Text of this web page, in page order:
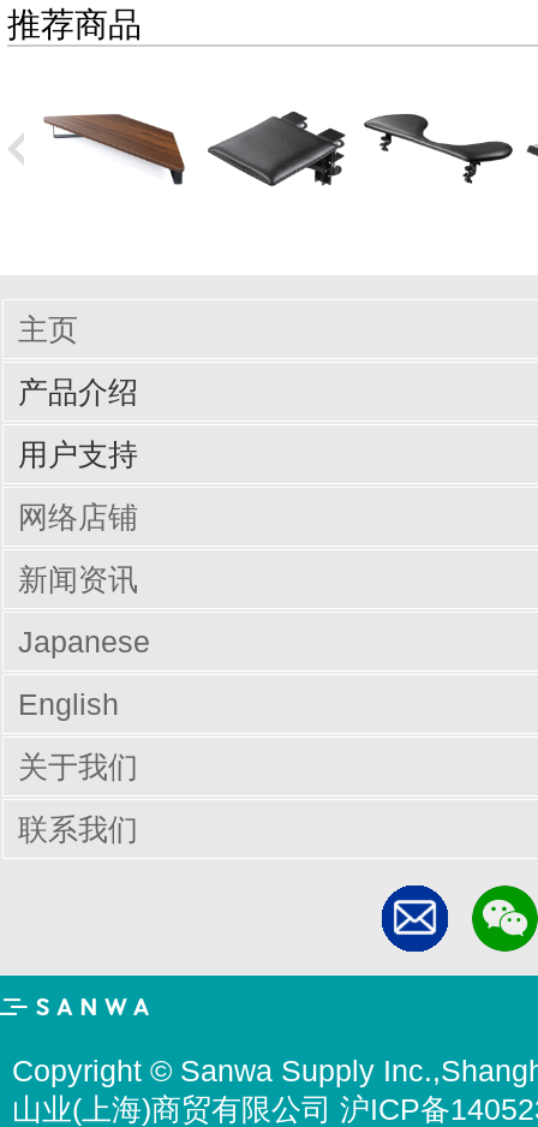
推荐商品
主页
产品介绍
输入周边设备
网线/线缆
电脑配件
手机/平板配件
桌子
椅子
商业办公
用户支持
驱动/说明书下载
Q&A（常见问题）
网络店铺
新闻资讯
Japanese
English
关于我们
联系我们
Copyright © Sanwa Supply
山业(上海)商贸有限公司 沪ICP备